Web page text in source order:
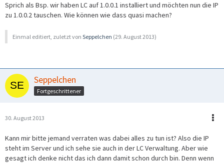
Sprich als Bsp. wir haben LC auf 1.0.0.1 installiert und möchten nun die IP
zu 1.0.0.2 tauschen. Wie können wie dass quasi machen?
Einmal editiert, zuletzt von Seppelchen (29. August 2013)
Seppelchen
Fortgeschrittener
30. August 2013
Kann mir bitte jemand verraten was dabei alles zu tun ist? Also die IP
steht im Server und ich sehe sie auch in der LC Verwaltung. Aber wie
gesagt ich denke nicht das ich dann damit schon durch bin. Denn wenn